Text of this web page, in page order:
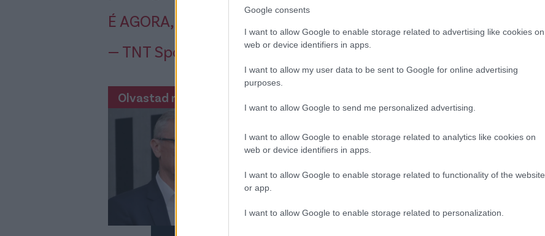
Google consents
I want to allow Google to enable storage related to advertising like cookies on
web or device identifiers in apps.
I want to allow my user data to be sent to Google for online advertising
purposes.
I want to allow Google to send me personalized advertising.
I want to allow Google to enable storage related to analytics like cookies on
web or device identifiers in apps.
I want to allow Google to enable storage related to functionality of the website
or app.
I want to allow Google to enable storage related to personalization.
É AGORA, AO…
pic.twitter.com/HkSn2zZ1BA
— TNT Sports BR (@TNTSportsBR)May 6, 2025
Olvastad már?
Stöger megint a Fradi edzője lehet,
A korábbi ferencvárosi szakvezető neve is az
esélyesek között szerepel a Rapid Wien
megüresedett kispadjára.